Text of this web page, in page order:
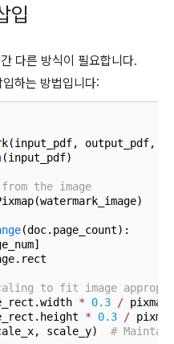
입
다른 방식이 필요합니다.
하는 방법입니다:
output_pdf,
(input_pdf)
the image
(doc.page_count):
to fit image
* 0. 3 /
* 0. 3 /
scale_y) #